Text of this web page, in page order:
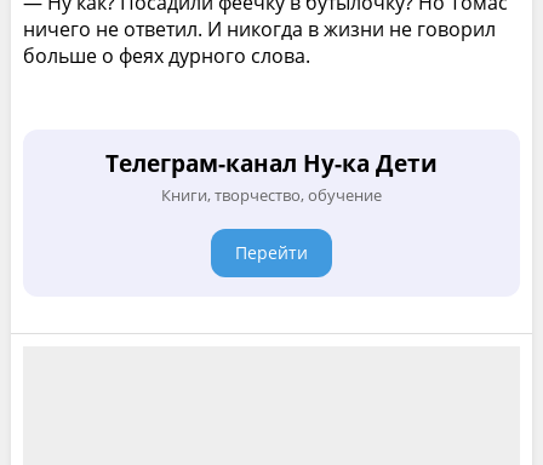
ничего не ответил. И никогда в жизни не говорил
больше о феях дурного слова.
Телеграм-канал Ну-ка Дети
Книги, творчество, обучение
Перейти